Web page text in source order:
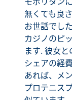
無くても良
お世話でし
カジノのピ
ます. 彼女
シェアの経
あれば、メ
プロテニス